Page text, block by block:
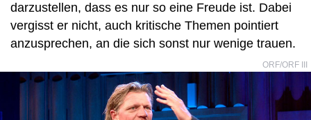
darzustellen, dass es nur so eine Freude ist. Dabei
vergisst er nicht, auch kritische Themen pointiert
anzusprechen, an die sich sonst nur wenige trauen.
ORF/ORF III